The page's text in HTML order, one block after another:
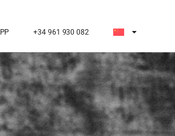
+34 961 930 082